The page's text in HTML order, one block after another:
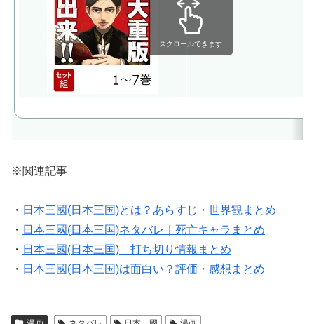
スクロールできます
※関連記事
・ 日本三國(日本三国)とは？あらすじ・世界観まとめ
・ 日本三國(日本三国)ネタバレ｜死亡キャラまとめ
・ 日本三國(日本三国) 打ち切り情報まとめ
・ 日本三國(日本三国)は面白い？評価・感想まとめ